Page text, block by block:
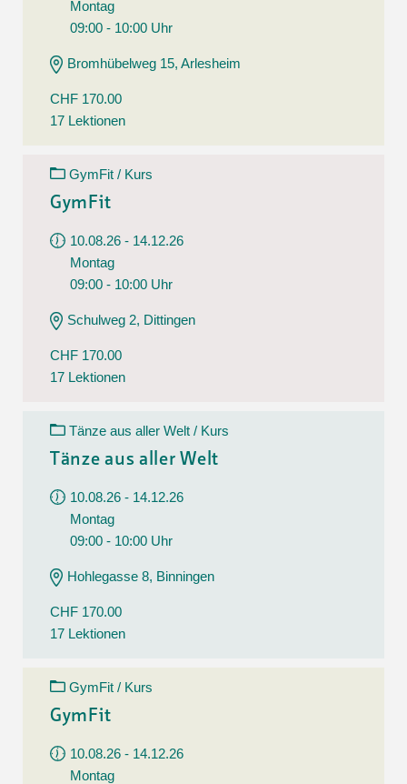
Montag
09:00 - 10:00 Uhr
Bromhübelweg 15, Arlesheim
CHF 170.00
17 Lektionen
GymFit / Kurs
GymFit
10.08.26 - 14.12.26
Montag
09:00 - 10:00 Uhr
Schulweg 2, Dittingen
CHF 170.00
17 Lektionen
Tänze aus aller Welt / Kurs
Tänze aus aller Welt
10.08.26 - 14.12.26
Montag
09:00 - 10:00 Uhr
Hohlegasse 8, Binningen
CHF 170.00
17 Lektionen
GymFit / Kurs
GymFit
10.08.26 - 14.12.26
Montag